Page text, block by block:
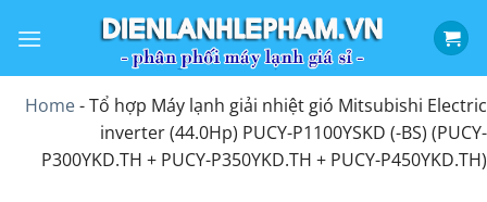
qua
dungHome-Tổ hợp Máy lạnh giải nhiệt gió Mitsubishi Electric
inverter (44.0Hp) PUCY-P1100YSKD (-BS) (PUCY-
P300YKD.TH + PUCY-P350YKD.TH + PUCY-P450YKD.TH)